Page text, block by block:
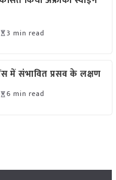
3 min read
में संभावित प्रसव के लक्षण
6 min read